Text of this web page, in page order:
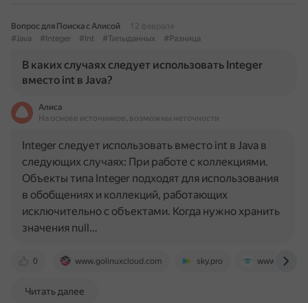
Вопрос для Поиска с Алисой
12 февраля
#Java
#Integer #Int #Типыданных #Разница
В каких случаях следует использовать Integer
вместо int в Java?
Алиса
На основе источников, возможны неточности
0 www.golinuxcloud.com sky.pro
Integer следует использовать вместо int в Java в
следующих случаях: При работе с коллекциями.
Объекты типа Integer подходят для использования
в обобщениях и коллекций, работающих
исключительно с объектами. Когда нужно хранить
значения null…
Читать далее